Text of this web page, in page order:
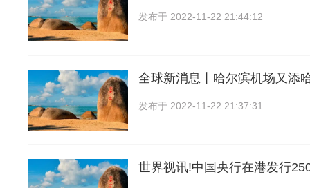
发布于 2022-11-22 21:44:12
全球新消息丨哈尔滨机场又添
发布于 2022-11-22 21:37:31
世界视讯!中国央行在港发行